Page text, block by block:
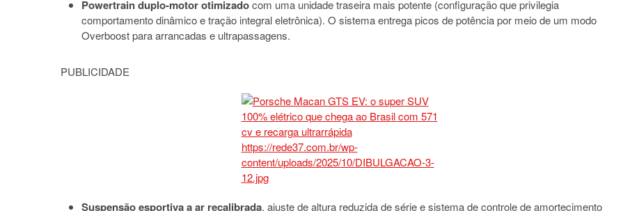
Powertrain duplo-motor otimizadocom uma unidade traseira mais potente (configuração que privilegia
comportamento dinâmico e tração integral eletrônica). O sistema entrega picos de potência por meio de um modo
Overboost para arrancadas e ultrapassagens.
PUBLICIDADE
Suspensão esportiva a ar recalibrada, ajuste de altura reduzida de série e sistema de controle de amortecimento